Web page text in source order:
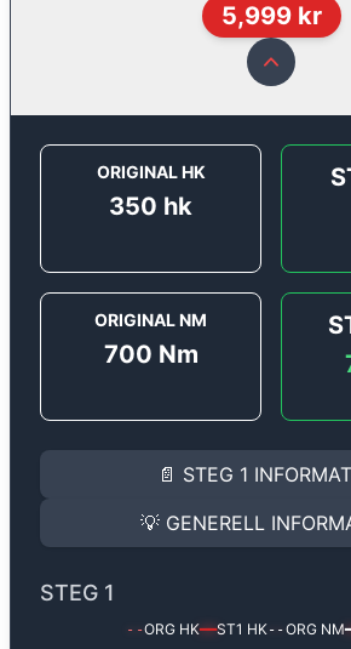
5,999kr
ORIGINAL HK
350 hk
ORIGINAL NM
700 Nm
📄 STEG 1
INFORMATION
Steg 1
Effekten ökar från350 hktill
(+45 hk & +50 Nm).
Ger mer effekt, högre
Steg 1 mjukvara justerar
💡 GENERELL
✅ All mjukvara är skräddarsydd
✅ Felsökning inann samt efter
STEG 1
--ORG HK━━ST1 HK--ORG NM